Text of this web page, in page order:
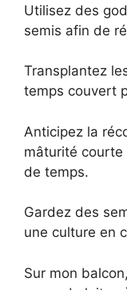
Utilisez des
semis afin de
Transplantez
temps couvert
Anticipez la
mâturité courte
de temps.
Gardez des
une culture en
Sur mon